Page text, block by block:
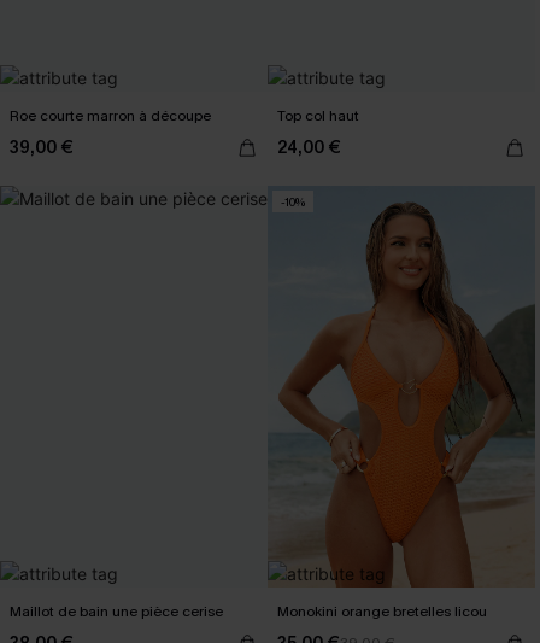
Roe courte marron à découpe
39,00 €
Top col haut
24,00 €
Maillot de bain une pièce cerise
-10%
Monokini orange bretelles licou